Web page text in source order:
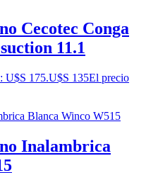
Cecotec Conga
11.1
U$S 175.U$S 135El precio
Inalambrica